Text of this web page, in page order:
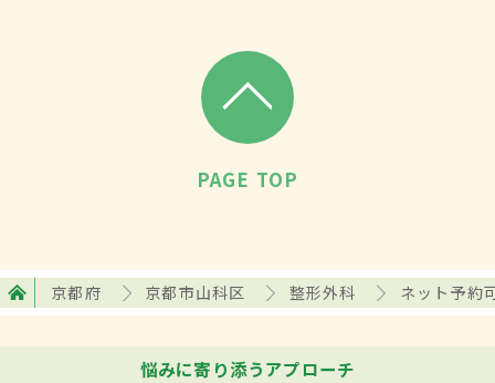
PAGE TOP
京都府 京都市山科区 整形外科 ネット予約
悩みに寄り添うアプローチ